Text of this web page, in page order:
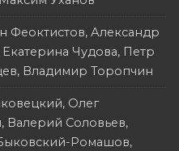
Феоктистов, Александр
Чудова, Петр
Владимир Торопчин
Олег
Валерий Соловьев,
Ромашов,